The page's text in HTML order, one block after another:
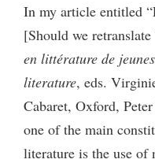
In my article entitled
[Should we
en littérature de
literature, eds.
Cabaret, Oxford,
one of the main
literature is the use